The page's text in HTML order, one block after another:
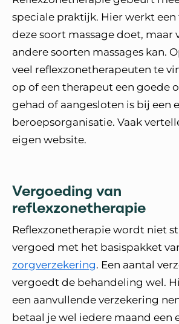
speciale praktijk. Hier werkt
deze soort massage doet, maar
andere soorten massages kan.
veel reflexzonetherapeuten te
op of een therapeut een goede
gehad of aangesloten is bij een
beroepsorganisatie. Vaak
eigen website.
Vergoeding van
reflexzonetherapie
Reflexzonetherapie wordt niet
vergoed met het basispakket
zorgverzekering. Een aantal
vergoedt de behandeling wel.
een aanvullende verzekering
betaal je wel iedere maand een